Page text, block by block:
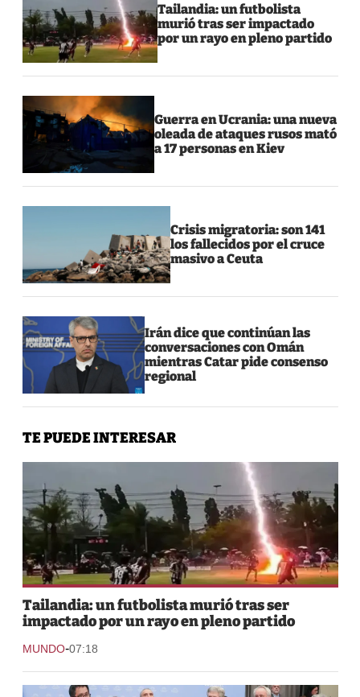
Tailandia: un futbolista
murió tras ser impactado
por un rayo en pleno partido
Guerra en Ucrania: una nueva
oleada de ataques rusos mató
a 17 personas en Kiev
Crisis migratoria: son 141
los fallecidos por el cruce
masivo a Ceuta
Irán dice que continúan las
conversaciones con Omán
mientras Catar pide consenso
regional
TE PUEDE INTERESAR
Tailandia: un futbolista murió tras ser
impactado por un rayo en pleno partido
MUNDO-07:18